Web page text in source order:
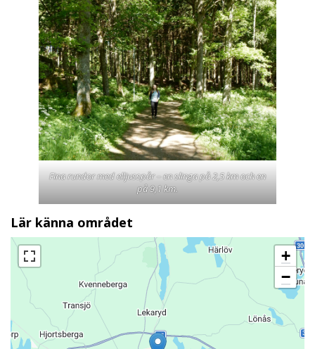
Fina rundor med elljusspår – en slinga på 2,5 km och en
på 9,1 km.
Lär känna området
+
−